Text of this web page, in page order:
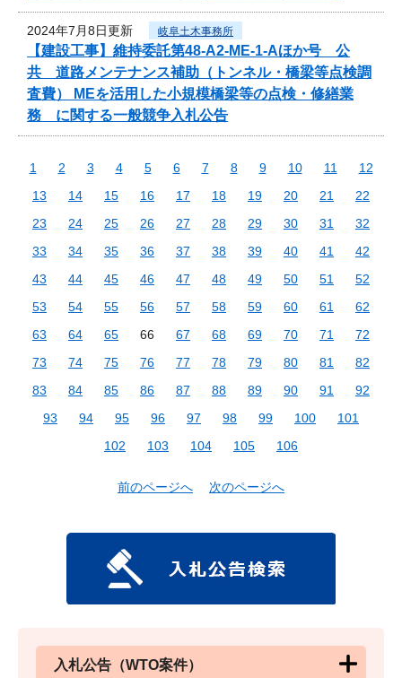
2024年7月8日更新 岐阜土木事務所
【建設工事】維持委託第48-A2-ME-1-Aほか号 公
共 道路メンテナンス補助（トンネル・橋梁等点検調
査費） MEを活用した小規模橋梁等の点検・修繕業
務 に関する一般競争入札公告
1 2 3 4 5 6 7 8 9 10 11
12
13
14 15 16 17 18 19 20 21
22
23
24 25 26 27 28 29 30 31
32
33
34 35 36 37 38 39 40 41
42
43
44 45 46 47 48 49 50 51
52
53
54 55 56 57 58 59 60 61
62
63
64 65 66 67 68 69 70 71
72
73
74 75 76 77 78 79 80 81
82
83
84 85 86 87 88 89 90 91
92
93
94 95 96 97 98 99 100
101
102
103 104 105 106
前のページへ 次のページへ
入札公告（WTO案件）